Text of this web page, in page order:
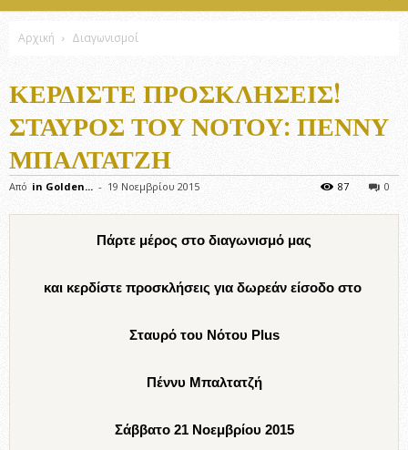
Αρχική Διαγωνισμοί
ΚΕΡΔΊΣΤΕ ΠΡΟΣΚΛΉΣΕΙΣ!
ΣΤΑΥΡΌΣ ΤΟΥ ΝΌΤΟΥ: ΠΈΝΝΥ
ΜΠΑΛΤΑΤΖΉ
Από in Golden... - 19 Νοεμβρίου 2015 0
87
Πάρτε μέρος στο διαγωνισμό μας
και κερδίστε προσκλήσεις για δωρεάν είσοδο στο
Σταυρό του Νότου Plus
Πέννυ Μπαλτατζή
Σάββατο 21 Νοεμβρίου 2015